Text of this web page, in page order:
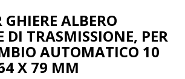
GHIERE ALBERO
DI TRASMISSIONE, PER
AUTOMATICO 10
X 79 MM